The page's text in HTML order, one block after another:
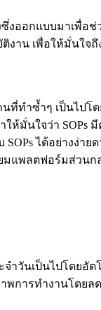
งออกแบบมาเพื่อช่
งาน เพื่อให้มั่นใจ
นที่ทำซ้ำๆ เป็นไป
ให้มั่นใจว่า SOPs
SOPs ได้อย่างง่า
มแพลตฟอร์มส่วน
จำวันเป็นไปโดยอั
พการทำงานโดยล